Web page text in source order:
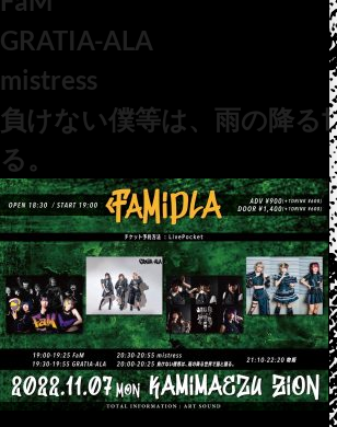
GRATIA-ALA
mistress
負けない僕等は、雨の降る
る。